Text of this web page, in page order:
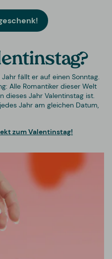
Jahr fällt er auf einen Sonntag.
Alle Romantiker dieser Welt
dieses Jahr Valentinstag ist.
Jahr am gleichen Datum,
zum Valentinstag!